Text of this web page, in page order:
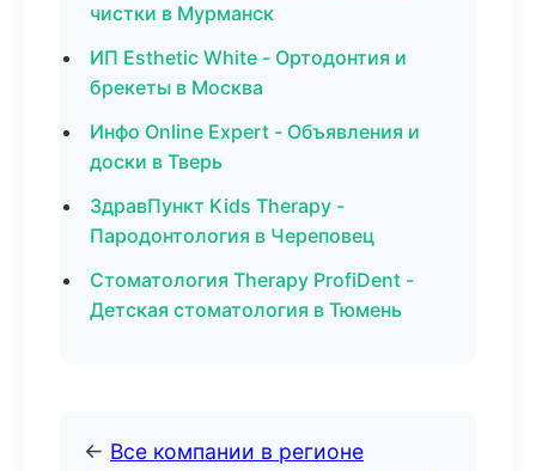
чистки в Мурманск
ИП Esthetic White - Ортодонтия и
брекеты в Москва
Инфо Online Expert - Объявления и
доски в Тверь
ЗдравПункт Kids Therapy -
Пародонтология в Череповец
Стоматология Therapy ProfiDent -
Детская стоматология в Тюмень
← Все компании в регионе